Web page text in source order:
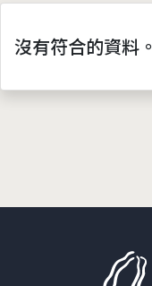
沒有符合的資料。